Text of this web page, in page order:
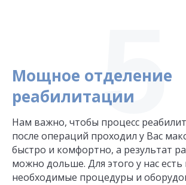
Мощное отделение
реабилитации
Нам важно, чтобы процесс
после операций проходил у Вас
быстро и комфортно, а результат
можно дольше. Для этого у нас есть
необходимые процедуры и
5